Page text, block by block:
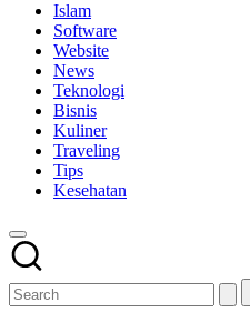
Islam
Software
Website
News
Teknologi
Bisnis
Kuliner
Traveling
Tips
Kesehatan